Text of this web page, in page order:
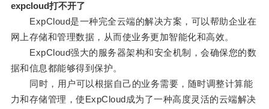
expcloud打不开了
ExpCloud是一种完全云端的解决方案，可以帮助企业在
网上存储和管理数据，从而使业务更加智能化和高效。
ExpCloud强大的服务器架构和安全机制，会确保您的数
据和信息都能够得到保护。
同时，用户可以根据自己的业务需要，随时调整计算能
力和存储管理，使ExpCloud成为了一种高度灵活的云端解决